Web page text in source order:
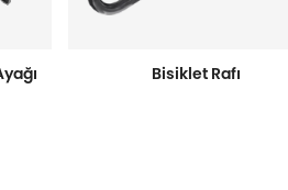
Bisiklet Rafı